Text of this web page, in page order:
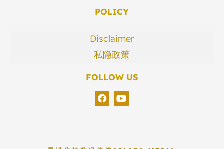
POLICY
Disclaimer
私隐政策
FOLLOW US